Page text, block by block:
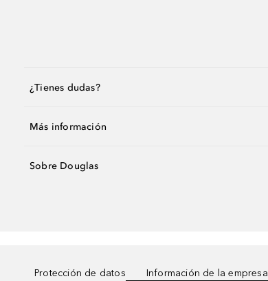
¿Tienes dudas?
Más información
Sobre Douglas
Protección de datos Información de la empresa